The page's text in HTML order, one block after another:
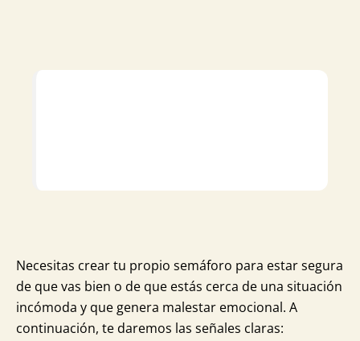
Necesitas crear tu propio semáforo para estar segura
de que vas bien o de que estás cerca de una situación
incómoda y que genera malestar emocional. A
continuación, te daremos las señales claras: